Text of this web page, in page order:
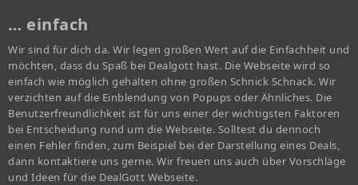
… einfach
Wir sind für dich da. Wir legen großen Wert auf die Einfachheit und
möchten, dass du Spaß bei Dealgott hast. Die Webseite wird so
einfach wie möglich gehalten ohne großen Schnick Schnack. Wir
verzichten auf die Einblendung von Popups oder Ähnliches. Die
Benutzerfreundlichkeit ist für uns einer der wichtigsten Faktoren
bei Entscheidung rund um die Webseite. Solltest du dennoch
einen Fehler finden, zum Beispiel bei der Darstellung eines Deals,
dann kontaktiere uns gerne. Wir freuen uns auch über Vorschläge
und Ideen für die DealGott Webseite.